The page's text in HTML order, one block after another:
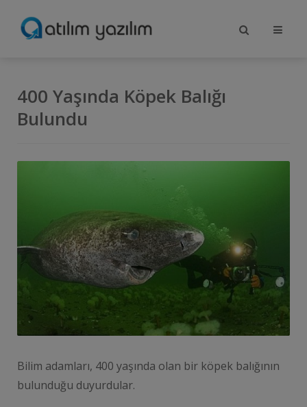
400 Yaşında Köpek Balığı
Bulundu
Bilim adamları, 400 yaşında olan bir köpek balığının
bulunduğu duyurdular.